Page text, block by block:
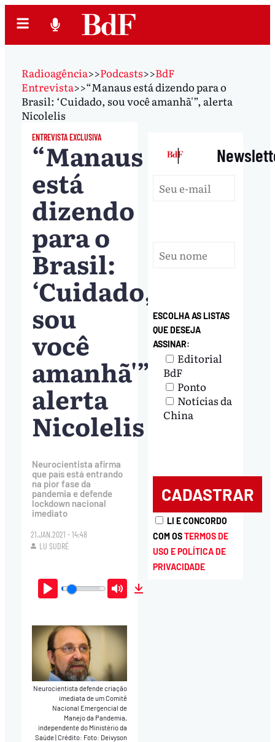
Radioagência>>Podcasts>>BdF
Entrevista>>“Manaus está dizendo para o
Brasil: ‘Cuidado, sou você amanhã'”, alerta
Nicolelis
ENTREVISTA EXCLUSIVA
“Manaus
está
dizendo
para o
Brasil:
‘Cuidado,
sou
você
amanhã'”,
alerta
Nicolelis
Neurocientista afirma
que país está entrando
na pior fase da
pandemia e defende
lockdown nacional
imediato
21.JAN.2021 - 14:48
LU SUDRÉ
Play Mute
Neurocientista defende criação
imediata de um Comitê
Nacional Emergencial de
Manejo da Pandemia,
independente do Ministério da
Saúde|Crédito: Foto: Deivyson
|
ESCOLHA AS LISTAS
QUE DESEJA
ASSINAR:
Editorial
BdF
Ponto
Notícias da
China
LI E CONCORDO
COM OSTERMOS DE
USO E POLÍTICA DE
PRIVACIDADE